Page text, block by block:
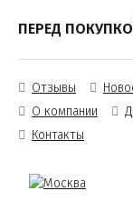
ПЕРЕД
Отзывы
О компании
Контакты